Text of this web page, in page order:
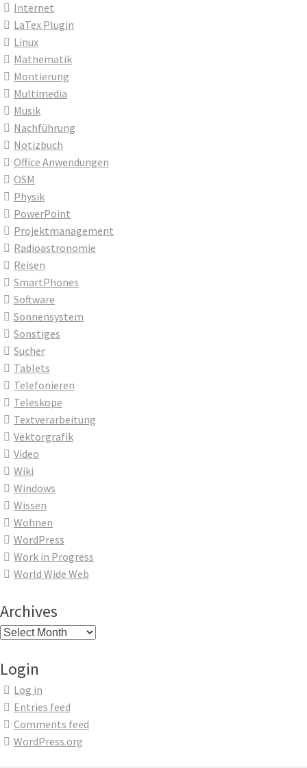
Internet
LaTex Plugin
Linux
Mathematik
Montierung
Multimedia
Musik
Nachführung
Notizbuch
Office Anwendungen
OSM
Physik
PowerPoint
Projektmanagement
Radioastronomie
Reisen
SmartPhones
Software
Sonnensystem
Sonstiges
Sucher
Tablets
Telefonieren
Teleskope
Textverarbeitung
Vektorgrafik
Video
Wiki
Windows
Wissen
Wohnen
WordPress
Work in Progress
World Wide Web
Archives
Archives
Login
Log in
Entries feed
Comments feed
WordPress.org